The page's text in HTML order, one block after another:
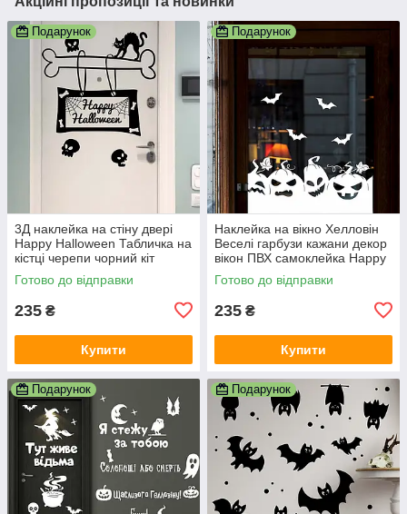
Подарунок
3Д наклейка на стіну двері
Happy Halloween Табличка на
кістці черепи чорний кіт
Happy Pocket Набір S чорний
матовий
Готово до відправки
235 ₴
Купити
Подарунок
Наклейка на вікно Хелловін
Веселі гарбузи кажани декор
вікон ПВХ самоклейка Happy
Pocket Набір білий матовий
Готово до відправки
235 ₴
Купити
Подарунок Подарунок